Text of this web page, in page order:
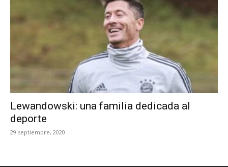
Lewandowski: una familia dedicada al
deporte
29 septiembre, 2020